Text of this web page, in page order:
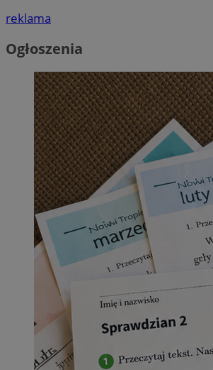
reklama
Ogłoszenia